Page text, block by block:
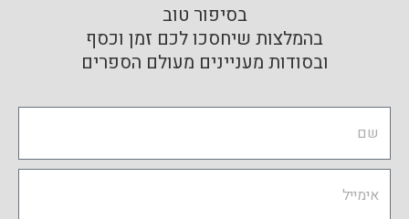
בסיפור טוב
בהמלצות שיחסכו לכם זמן וכסף
ובסודות מעניינים מעולם הספרים